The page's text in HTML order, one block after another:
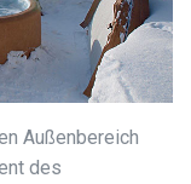
Außenbereich
des